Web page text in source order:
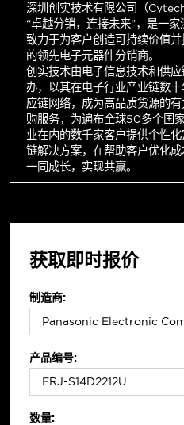
深圳创实技术有限公司（
“卓越分销，连接未来”，是一家
致力于为客户创造可持续价值
的领先电子元器件分销商。
创实技术由电子信息技术和供
办，以其在电子行业产业链数
应链网络，成为高品质货源的
购服务，为遍布全球50多个国
业在内的数千家客户提供个性
链解决方案，在帮助客户优化
一同成长，实现共赢。
获取即时报价
制造商:
产品编号:
数量: